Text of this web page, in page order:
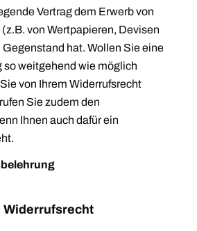
Vertrag dem Erwerb von
von Wertpapieren, Devisen
hat. Wollen Sie eine
weitgehend wie möglich
von Ihrem Widerrufsrecht
Sie zudem den
Ihnen auch dafür ein
Widerrufsrecht